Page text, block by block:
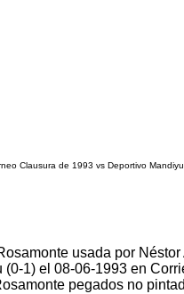
Clausura de 1993 vs Deportivo Mandiyu.